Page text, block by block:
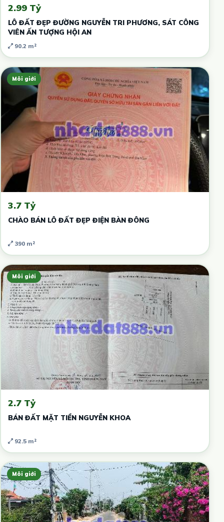
2.99 Tỷ
LÔ ĐẤT ĐẸP ĐƯỜNG NGUYỄN TRI PHƯƠNG, SÁT CÔNG
VIÊN ẤN TƯỢNG HỘI AN
90.2 m²
Môi giới
3.7 Tỷ
CHÀO BÁN LÔ ĐẤT ĐẸP ĐIỆN BÀN ĐÔNG
390 m²
Môi giới
2.7 Tỷ
BÁN ĐẤT MẶT TIỀN NGUYỄN KHOA
92.5 m²
Môi giới